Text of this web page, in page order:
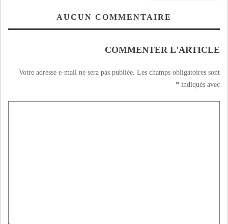
الصحراء المغربيةAUCUN COMMENTAIRE
COMMENTER L'ARTICLE
Votre adresse e-mail ne sera pas publiée. Les champs obligatoires sont
indiqués avec
*